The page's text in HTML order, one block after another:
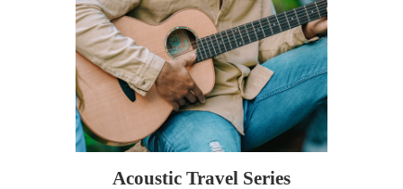
Acoustic Travel Series